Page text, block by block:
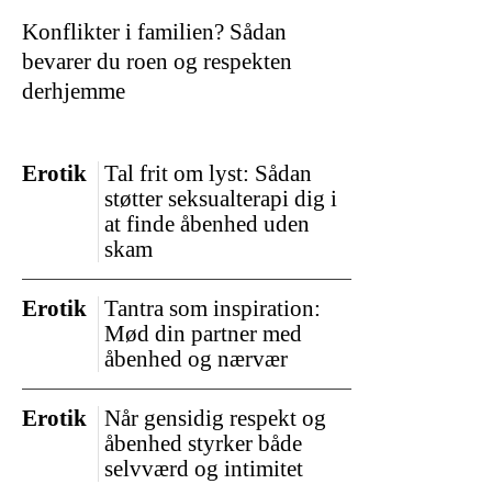
Konflikter i familien? Sådan
bevarer du roen og respekten
derhjemme
Tal frit om lyst: Sådan
støtter seksualterapi dig i
at finde åbenhed uden
skam
Erotik
Tantra som inspiration:
Mød din partner med
åbenhed og nærvær
Erotik
Når gensidig respekt og
åbenhed styrker både
selvværd og intimitet
Erotik